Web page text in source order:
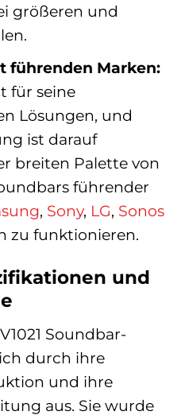
größeren und
Marken:
für seine
Lösungen, und
ist darauf
breiten Palette von
führender
, Sony, LG, Sonos
zu funktionieren.
und
Soundbar-
durch ihre
und ihre
aus. Sie wurde